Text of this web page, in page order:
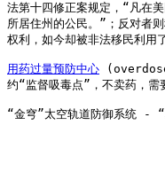
法第十四修正案规定，“凡在
所居住州的公民。”；反对者
权利，如今却被非法移民利用了
用药过量预防中心
约“监督吸毒点”，不卖药，需